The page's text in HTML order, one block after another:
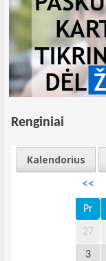
Renginiai
Kalendorius
<<
Pr
27
3